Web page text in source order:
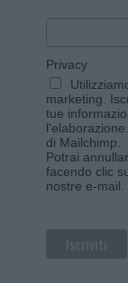
Privacy
marketing.
tue
l'elaborazione.
di Mailchimp
Potrai
facendo clic
nostre e-mail.